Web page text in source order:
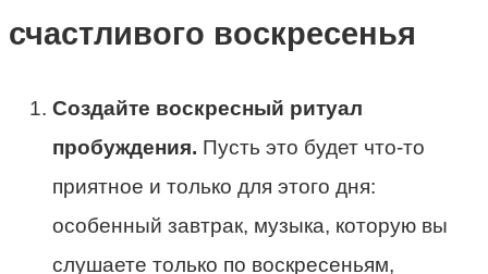
счастливого воскресенья
Создайте воскресный ритуал
пробуждения. Пусть это будет что-то
приятное и только для этого дня:
особенный завтрак, музыка, которую вы
слушаете только по воскресеньям,